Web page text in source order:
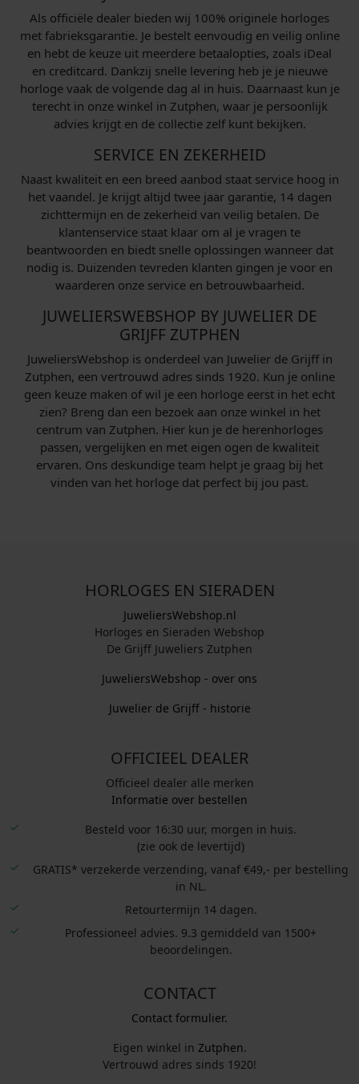
Als officiële dealer bieden wij 100% originele horloges
met fabrieksgarantie. Je bestelt eenvoudig en veilig online
en hebt de keuze uit meerdere betaalopties, zoals iDeal
en creditcard. Dankzij snelle levering heb je je nieuwe
horloge vaak de volgende dag al in huis. Daarnaast kun je
terecht in onze winkel in Zutphen, waar je persoonlijk
advies krijgt en de collectie zelf kunt bekijken.
SERVICE EN ZEKERHEID
Naast kwaliteit en een breed aanbod staat service hoog in
het vaandel. Je krijgt altijd twee jaar garantie, 14 dagen
zichttermijn en de zekerheid van veilig betalen. De
klantenservice staat klaar om al je vragen te
beantwoorden en biedt snelle oplossingen wanneer dat
nodig is. Duizenden tevreden klanten gingen je voor en
waarderen onze service en betrouwbaarheid.
JUWELIERSWEBSHOP BY JUWELIER DE
GRIJFF ZUTPHEN
JuweliersWebshop is onderdeel van Juwelier de Grijff in
Zutphen, een vertrouwd adres sinds 1920. Kun je online
geen keuze maken of wil je een horloge eerst in het echt
zien? Breng dan een bezoek aan onze winkel in het
centrum van Zutphen. Hier kun je de herenhorloges
passen, vergelijken en met eigen ogen de kwaliteit
ervaren. Ons deskundige team helpt je graag bij het
vinden van het horloge dat perfect bij jou past.
HORLOGES EN SIERADEN
JuweliersWebshop.nl
Horloges en Sieraden Webshop
De Grijff Juweliers Zutphen
JuweliersWebshop - over ons
Juwelier de Grijff - historie
OFFICIEEL DEALER
Officieel dealer alle merken
Informatie over bestellen
Besteld voor 16:30 uur, morgen in huis.
(zie ook de levertijd)
GRATIS* verzekerde verzending, vanaf €49,- per bestelling
in NL.
Retourtermijn 14 dagen.
Professioneel advies. 9.3 gemiddeld van 1500+
beoordelingen.
CONTACT
Contact formulier.
Eigen winkel in Zutphen.
Vertrouwd adres sinds 1920!